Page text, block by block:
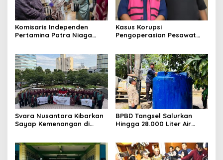
Komisaris Independen
Pertamina Patra Niaga
Sentuhan Kemanusiaan dan
Keberlanjutan
Kasus Korupsi
Pengoperasian Pesawat
Tersangka
Svara Nusantara Kibarkan
Sayap Kemenangan di
BPBD Tangsel Salurkan
Hingga 28.000 Liter Air
Kekeringan